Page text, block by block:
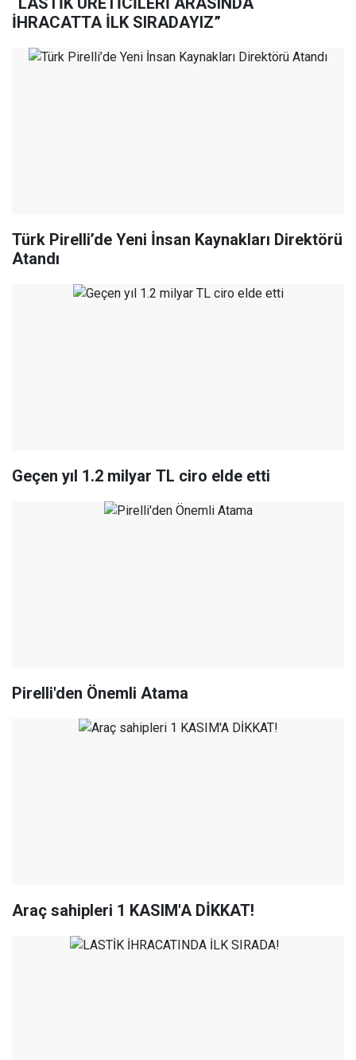
İHRACATTA İLK SIRADAYIZ”
Türk Pirelli’de Yeni İnsan Kaynakları Direktörü
Atandı
Geçen yıl 1.2 milyar TL ciro elde etti
Pirelli'den Önemli Atama
Araç sahipleri 1 KASIM'A DİKKAT!